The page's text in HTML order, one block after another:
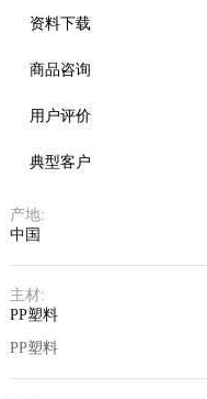
资料下载
商品咨询
用户评价
典型客户
产地:
中国
主材:
PP塑料
PP塑料